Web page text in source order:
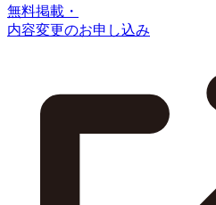
無料掲載・
内容変更のお申し込み